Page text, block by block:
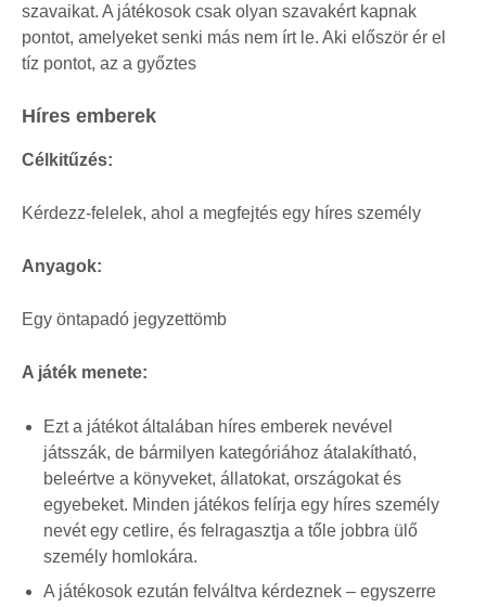
szavaikat. A játékosok csak olyan szavakért kapnak
pontot, amelyeket senki más nem írt le. Aki először ér el
tíz pontot, az a győztes
Híres emberek
Célkitűzés:
Kérdezz-felelek, ahol a megfejtés egy híres személy
Anyagok:
Egy öntapadó jegyzettömb
A játék menete:
Ezt a játékot általában híres emberek nevével
játsszák, de bármilyen kategóriához átalakítható,
beleértve a könyveket, állatokat, országokat és
egyebeket. Minden játékos felírja egy híres személy
nevét egy cetlire, és felragasztja a tőle jobbra ülő
személy homlokára.
A játékosok ezután felváltva kérdeznek – egyszerre